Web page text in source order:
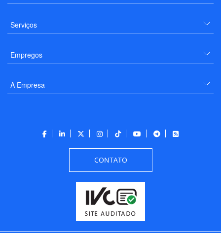
Serviços
Empregos
A Empresa
CONTATO